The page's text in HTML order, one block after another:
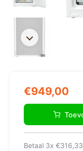
€949,00
3904
Betaal 3x